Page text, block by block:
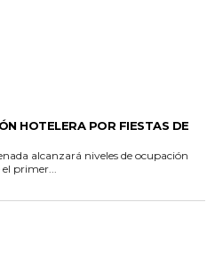
HOTELERA POR FIESTAS DE
primer...